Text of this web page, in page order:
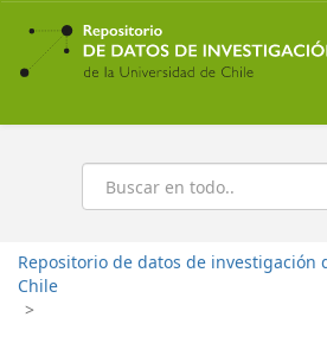
Ir
contenido
principal
Buscar
Repositorio de datos de investigación
Chile
>